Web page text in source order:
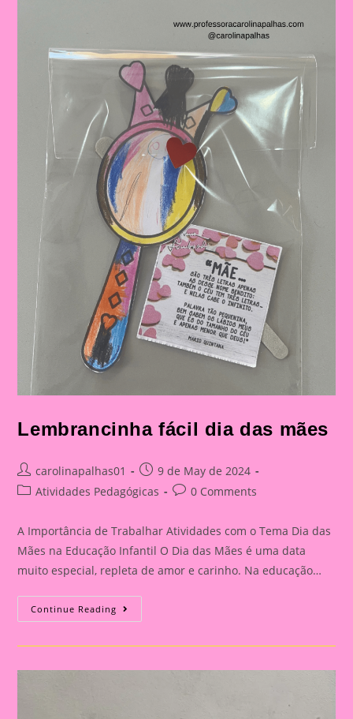
Lembrancinha fácil dia das mães
Post
author:
carolinapalhas01
Post
published:
9 de May de 2024
PostAtividades Pedagógicas
Post0 Comments
A Importância de Trabalhar Atividades com o Tema Dia das
Mães na Educação Infantil O Dia das Mães é uma data
muito especial, repleta de amor e carinho. Na educação…
Continue Reading Lembrancinha
Fácil